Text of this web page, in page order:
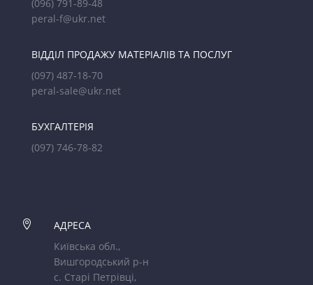
(096) 791-89-48
peral-f@ukr.net
ВІДДІЛ ПРОДАЖУ МАТЕРІАЛІВ ТА ПОСЛУГ
(097) 487-18-70
peral-sale@ukr.net
БУХГАЛТЕРІЯ
(097) 746-78-82

АДРЕСА
Київська обл.,
Вишгородський р-н
с. Старі Петрівці,